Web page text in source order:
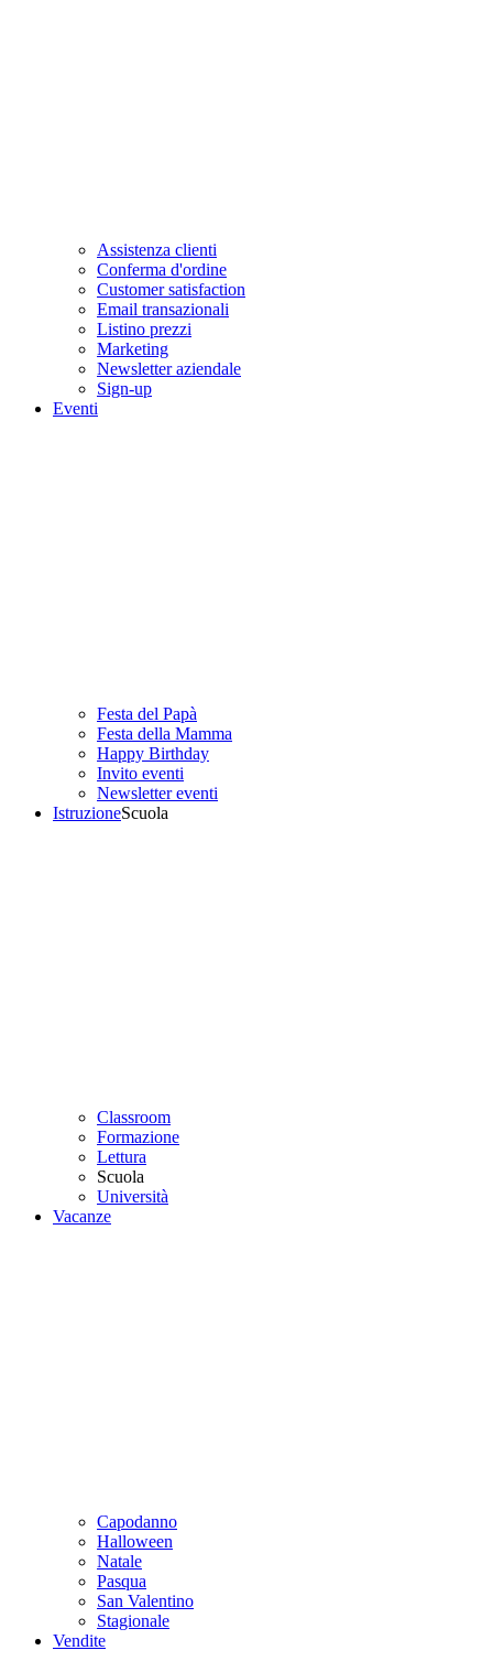
Assistenza clienti
Conferma d'ordine
Customer satisfaction
Email transazionali
Listino prezzi
Marketing
Newsletter aziendale
Sign-up
Eventi
Festa del Papà
Festa della Mamma
Happy Birthday
Invito eventi
Newsletter eventi
IstruzioneScuola
Classroom
Formazione
Lettura
Scuola
Università
Vacanze
Capodanno
Halloween
Natale
Pasqua
San Valentino
Stagionale
Vendite